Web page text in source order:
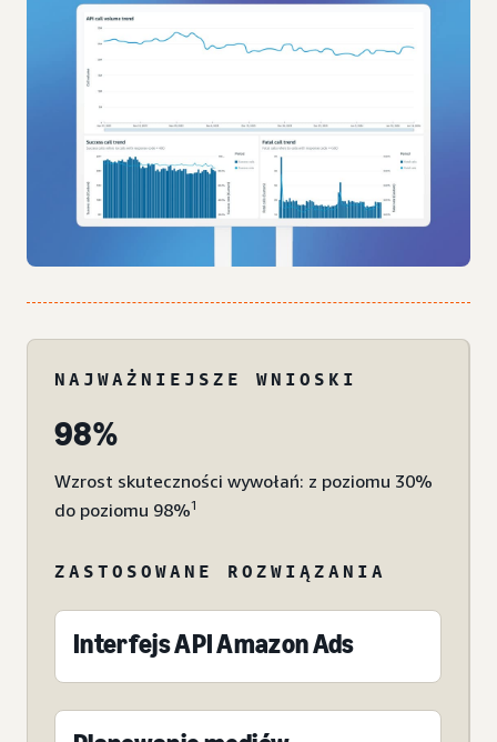
NAJWAŻNIEJSZE WNIOSKI
98%
Wzrost skuteczności wywołań: z poziomu 30%
do poziomu 98%1
ZASTOSOWANE ROZWIĄZANIA
Interfejs API Amazon Ads